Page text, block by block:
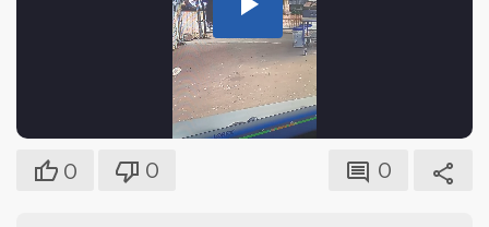
Play
Video
0 0 0